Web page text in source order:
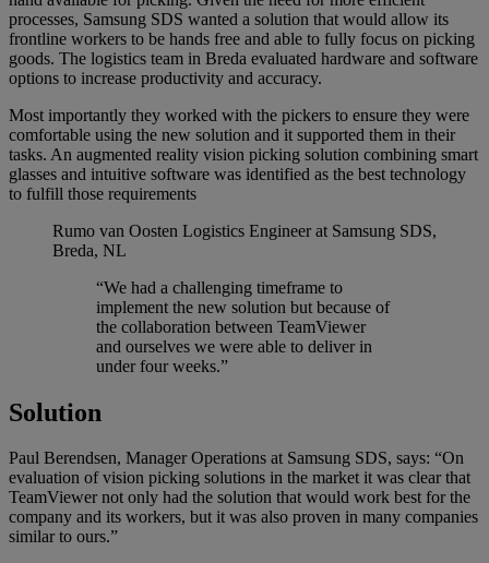
processes, Samsung SDS wanted a solution that would allow its
frontline workers to be hands free and able to fully focus on picking
goods. The logistics team in Breda evaluated hardware and software
options to increase productivity and accuracy.
Most importantly they worked with the pickers to ensure they were
comfortable using the new solution and it supported them in their
tasks. An augmented reality vision picking solution combining smart
glasses and intuitive software was identified as the best technology
to fulfill those requirements
Rumo van Oosten Logistics Engineer at Samsung SDS,
Breda, NL
“We had a challenging timeframe to
implement the new solution but because of
the collaboration between TeamViewer
and ourselves we were able to deliver in
under four weeks.”
Solution
Paul Berendsen, Manager Operations at Samsung SDS, says: “On
evaluation of vision picking solutions in the market it was clear that
TeamViewer not only had the solution that would work best for the
company and its workers, but it was also proven in many companies
similar to ours.”